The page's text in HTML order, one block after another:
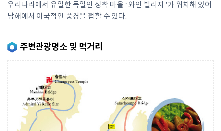
우리나라에서 유일한 독일인 정착 마을 ‘ 와인 빌리지 ’가 위치해 있어
남해에서 이국적인 풍경을 접할 수 있다.
주변관광명소 및 먹거리